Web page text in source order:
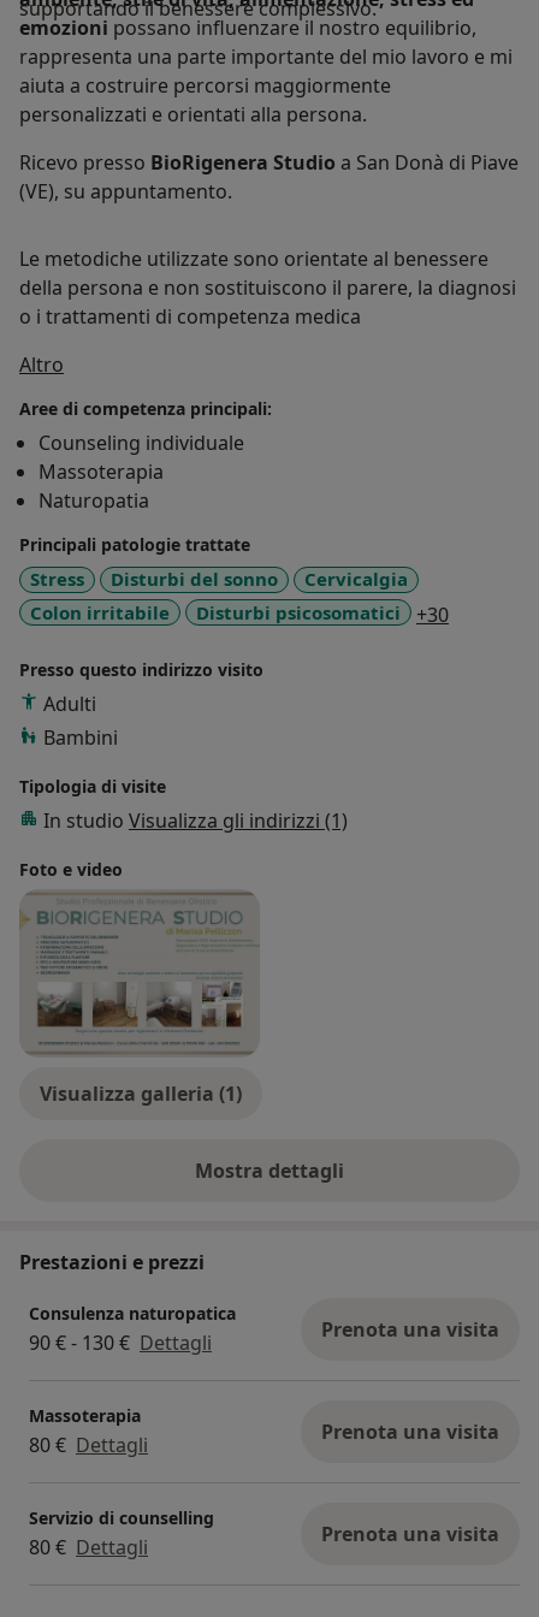
supportando il benessere complessivo.
emozioni possano influenzare il nostro equilibrio,
rappresenta una parte importante del mio lavoro e mi
aiuta a costruire percorsi maggiormente
personalizzati e orientati alla persona.
Ricevo presso BioRigenera Studio a San Donà di Piave
(VE), su appuntamento.
Le metodiche utilizzate sono orientate al benessere
della persona e non sostituiscono il parere, la diagnosi
o i trattamenti di competenza medica
Altro
Aree di competenza principali:
Counseling individuale
Massoterapia
Naturopatia
Principali patologie trattate
Stress Disturbi del sonno
Cervicalgia
Colon irritabile
Disturbi psicosomatici +30
Presso questo indirizzo visito
Adulti
Bambini
Tipologia di visite
In studio Visualizza gli indirizzi (1)
Foto e video
Visualizza galleria (1)
Mostra dettagli
sull'esperienza
Prestazioni e prezzi
Consulenza naturopatica
90 € - 130 € Dettagli Prenota una visita
Massoterapia
80 € Dettagli Prenota una visita
Servizio di counselling
80 € Dettagli Prenota una visita